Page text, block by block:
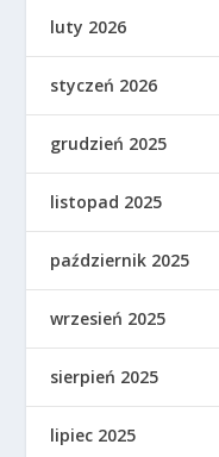
luty 2026
styczeń 2026
grudzień 2025
listopad 2025
październik 2025
wrzesień 2025
sierpień 2025
lipiec 2025